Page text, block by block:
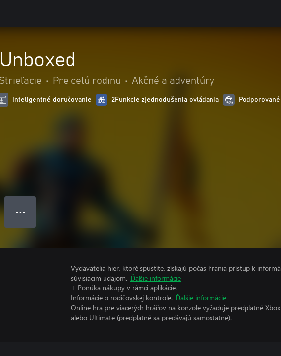
Strieľacie • Pre celú rodinu • Akčné a adventúry
Inteligentné doručovanie 2Funkcie zjednodušenia ovládania Podporované
● ● ●
Vydavatelia hier, ktoré spustíte, získajú počas hrania prístup k
súvisiacim údajom. Ďalšie informácie
+ Ponúka nákupy v rámci aplikácie.
Informácie o rodičovskej kontrole. Ďalšie informácie
Online hra pre viacerých hráčov na konzole vyžaduje predplatné Xbox
alebo Ultimate (predplatné sa predávajú samostatne).